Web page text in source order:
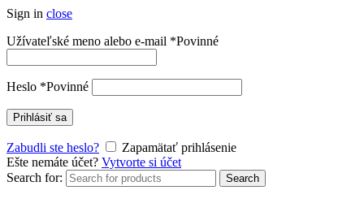
Sign in close
Užívateľské meno alebo e-mail *Povinné
Heslo *Povinné
Prihlásiť sa
Zabudli ste heslo?
Zapamätať prihlásenie
Ešte nemáte účet? Vytvorte si účet
Search for:
Search